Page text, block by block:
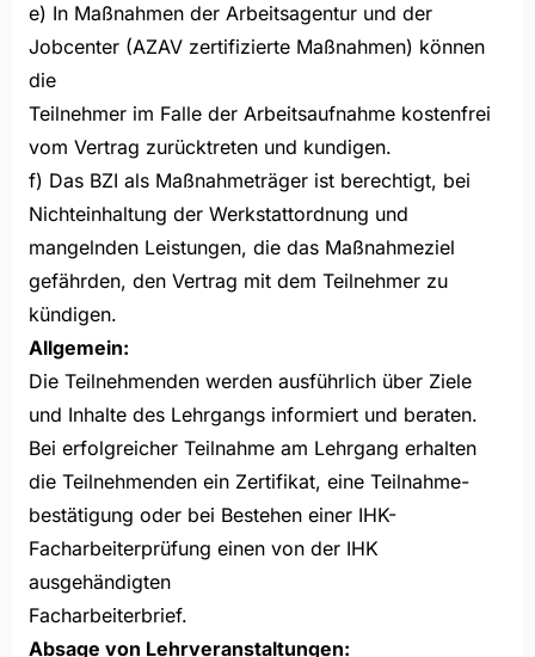
e) In Maßnahmen der Arbeitsagentur und der
Jobcenter (AZAV zertifizierte Maßnahmen) können
die
Teilnehmer im Falle der Arbeitsaufnahme kostenfrei
vom Vertrag zurücktreten und kundigen.
f) Das BZI als Maßnahmeträger ist berechtigt, bei
Nichteinhaltung der Werkstattordnung und
mangelnden Leistungen, die das Maßnahmeziel
gefährden, den Vertrag mit dem Teilnehmer zu
kündigen.
Allgemein:
Die Teilnehmenden werden ausführlich über Ziele
und Inhalte des Lehrgangs informiert und beraten.
Bei erfolgreicher Teilnahme am Lehrgang erhalten
die Teilnehmenden ein Zertifikat, eine Teilnahme-
bestätigung oder bei Bestehen einer IHK-
Facharbeiterprüfung einen von der IHK
ausgehändigten
Facharbeiterbrief.
Absage von Lehrveranstaltungen: